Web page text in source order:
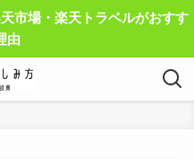
市場・楽天トラベルがおすす
由